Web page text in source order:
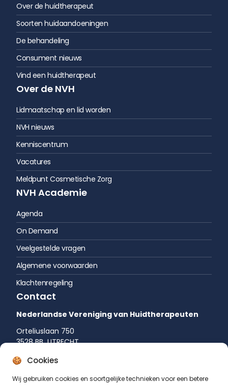
Cookies
Wij gebruiken cookies en soortgelijke technieken voor een betere
Over de huidtherapeut
Soorten huidaandoeningen
De behandeling
Consument nieuws
Vind een huidtherapeut
Over de NVH
Lidmaatschap en lid worden
NVH nieuws
Kenniscentrum
Vacatures
Meldpunt Cosmetische Zorg
NVH Academie
Agenda
On Demand
Veelgestelde vragen
Algemene voorwaarden
Klachtenregeling
Contact
Nederlandse Vereniging van Huidtherapeuten
Orteliuslaan 750
3528 BB UTRECHT
035 542 75 52